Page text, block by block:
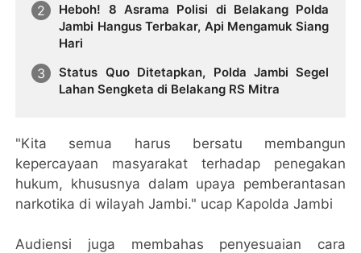
Heboh! 8 Asrama Polisi di Belakang Polda
Jambi Hangus Terbakar, Api Mengamuk Siang
Hari
Status Quo Ditetapkan, Polda Jambi Segel
Lahan Sengketa di Belakang RS Mitra
"Kita semua harus bersatu membangun
kepercayaan masyarakat terhadap penegakan
hukum, khususnya dalam upaya pemberantasan
narkotika di wilayah Jambi." ucap Kapolda Jambi
Audiensi juga membahas penyesuaian cara